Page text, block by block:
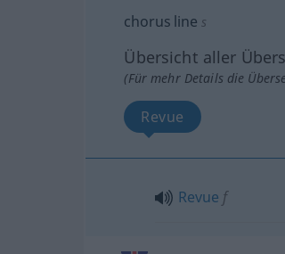
chorus line s
Übersicht aller
(Für mehr Details die
Revue
Revue f